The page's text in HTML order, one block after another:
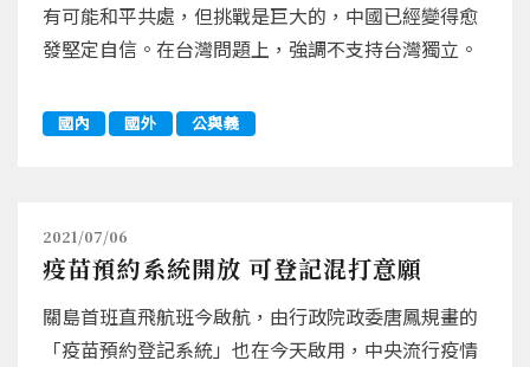
有可能和平共處，但挑戰是巨大的，中國已經變得愈
發堅定自信。在台灣問題上，強調不支持台灣獨立。
國內 國外 公與義
2021/07/06
疫苗預約系統開放 可登記混打意願
關島首班直飛航班今啟航，由行政院政委唐鳳規畫的
「疫苗預約登記系統」也在今天啟用，中央流行疫情